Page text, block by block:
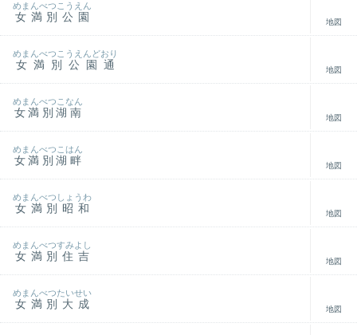
女満別公園
めまんべつこうえん
地図
女満別公園通
めまんべつこうえんどおり
地図
女満別湖南
めまんべつこなん
地図
女満別湖畔
めまんべつこはん
地図
女満別昭和
めまんべつしょうわ
地図
女満別住吉
めまんべつすみよし
地図
女満別大成
めまんべつたいせい
地図